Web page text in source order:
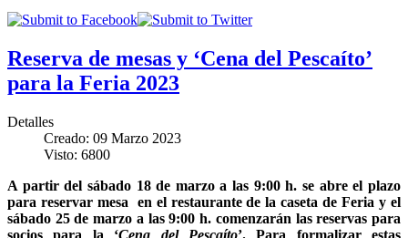
Reserva de mesas y ‘Cena del Pescaíto’
para la Feria 2023
Detalles
Creado: 09 Marzo 2023
Visto: 6800
A partir del sábado 18 de marzo a las 9:00 h. se abre el plazo
para reservar mesa en el restaurante de la caseta de Feria y el
sábado 25 de marzo a las 9:00 h. comenzarán las reservas para